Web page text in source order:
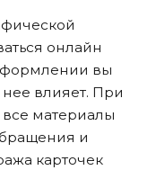
онлайн
вы
влияет. При
материалы
и
карточек